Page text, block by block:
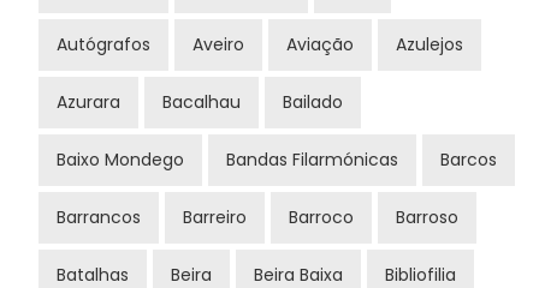
Autógrafos Aveiro Aviação Azulejos
Azurara Bacalhau Bailado
Baixo Mondego Bandas Filarmónicas Barcos
Barrancos Barreiro Barroco Barroso
Batalhas Beira Beira Baixa Bibliofilia